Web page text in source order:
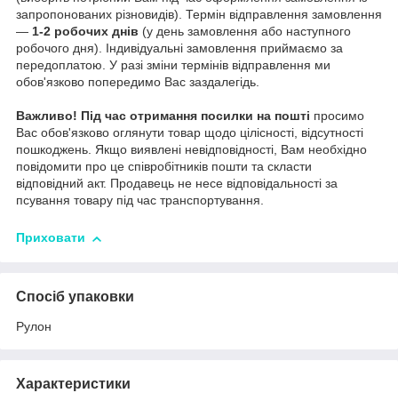
запропонованих різновидів). Термін відправлення замовлення
— 1-2 робочих днів (у день замовлення або наступного
робочого дня). Індивідуальні замовлення приймаємо за
передоплатою. У разі зміни термінів відправлення ми
обов'язково попередимо Вас заздалегідь.
Важливо! Під час отримання посилки на пошті просимо
Вас обов'язково оглянути товар щодо цілісності, відсутності
пошкоджень. Якщо виявлені невідповідності, Вам необхідно
повідомити про це співробітників пошти та скласти
відповідний акт. Продавець не несе відповідальності за
псування товару під час транспортування.
Приховати
Спосіб упаковки
Рулон
Характеристики